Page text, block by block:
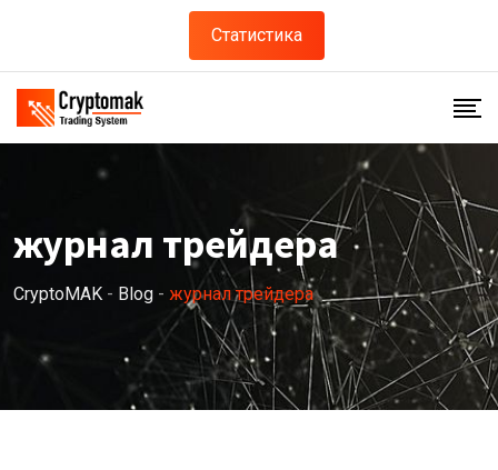
content
Статистика
журнал трейдера
CryptoMAK - Blog - журнал трейдера